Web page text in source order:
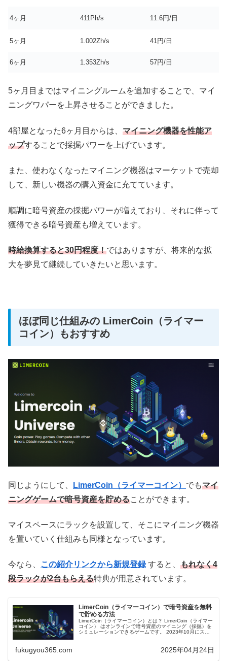
4ヶ月 411Ph/s 11.6円/日
5ヶ月 1.002Zh/s 41円/日
6ヶ月 1.353Zh/s 57円/日
5ヶ月目まではマイニングルームを追加することで、マイ
ニングワパーを上昇させることができました。
4部屋となった6ヶ月目からは、 マイニング機器を性能ア
ップすることで採掘パワーを上げています。
また、使わなくなったマイニング機器はマーケットで売却
して、新しい機器の購入資金に充てています。
順調に暗号資産の採掘パワーが増えており、それに伴って
獲得できる暗号資産も増えています。
時給換算すると30円程度！ではありますが、将来的な拡
大を夢見て継続していきたいと思います。
ほぼ同じ仕組みの LimerCoin（ライマー
コイン）もおすすめ
同じようにして、 LimerCoin（ライマーコイン） でもマイ
ニングゲームで暗号資産を貯めることができます。
マイスペースにラックを設置して、そこにマイニング機器
を置いていく仕組みも同様となっています。
今なら、 この紹介リンクから新規登録 すると、 もれなく4
段ラックが2台もらえる特典が用意されています。
LimerCoin（ライマーコイン）で暗号資産を無料
で貯める方法
LimerCoin（ライマーコイン）とは？ LimerCoin（ライマー
コイン） はオンラインで暗号資産のマイニング（採掘）を
シミュレーションできるゲームです。 2023年10月にスタ
fukugyou365.com 2025年04月24日